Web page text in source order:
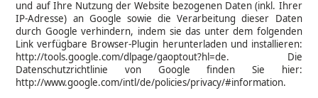
und auf Ihre Nutzung der Website bezogenen Daten (inkl. Ihrer
IP-Adresse) an Google sowie die Verarbeitung dieser Daten
durch Google verhindern, indem sie das unter dem folgenden
Link verfügbare Browser-Plugin herunterladen und installieren:
http://tools.google.com/dlpage/gaoptout?hl=de. Die
Datenschutzrichtlinie von Google finden Sie hier:
http://www.google.com/intl/de/policies/privacy/#information.